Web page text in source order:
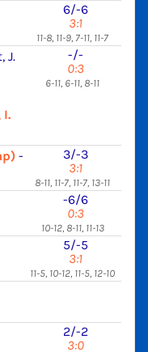
6/-6
3:1
11-8, 11-9, 7-11, 11-7
J.
I.
-/-
0:3
6-11, 6-11, 8-11
-
3/-3
3:1
8-11, 11-7, 11-7, 13-11
-6/6
0:3
10-12, 8-11, 11-13
5/-5
3:1
11-5, 10-12, 11-5, 12-10
2/-2
3:0